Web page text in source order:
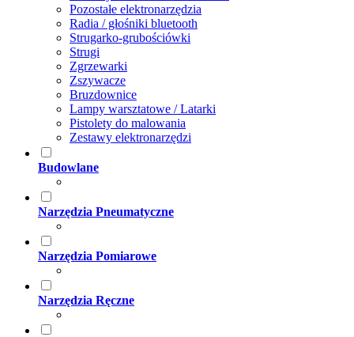
Pozostałe elektronarzędzia
Radia / głośniki bluetooth
Strugarko-grubościówki
Strugi
Zgrzewarki
Zszywacze
Bruzdownice
Lampy warsztatowe / Latarki
Pistolety do malowania
Zestawy elektronarzędzi
Budowlane
Narzędzia Pneumatyczne
Narzędzia Pomiarowe
Narzędzia Ręczne